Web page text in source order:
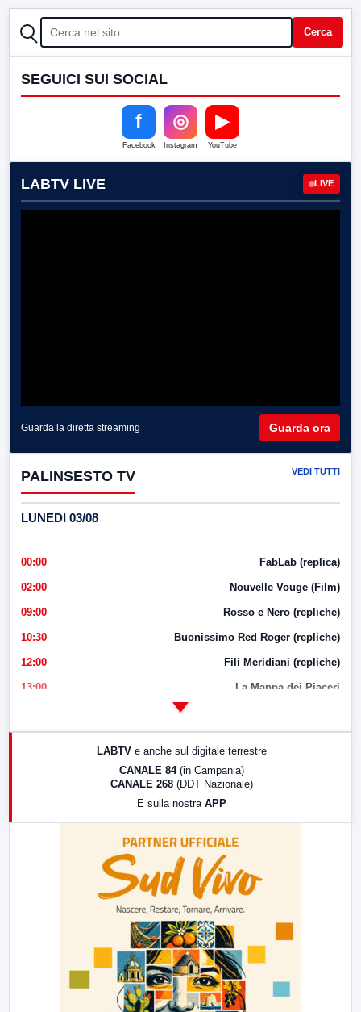
CERCA Cerca
SEGUICI SUI SOCIAL
f
Facebook
◎
Instagram
▶
YouTube
LABTV LIVE LIVE
Guarda la diretta streaming Guarda ora
PALINSESTO TV VEDI TUTTI
LUNEDI 03/08
00:00 FabLab (replica)
02:00 Nouvelle Vouge (Film)
09:00 Rosso e Nero (repliche)
10:30 Buonissimo Red Roger (repliche)
12:00 Fili Meridiani (repliche)
13:00 La Mappa dei Piaceri
17:00 LabNews (replica)
LABTV e anche sul digitale terrestre
CANALE 84 (in Campania)
CANALE 268 (DDT Nazionale)
E sulla nostra APP